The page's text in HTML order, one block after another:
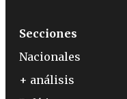
Secciones
Nacionales
+ análisis